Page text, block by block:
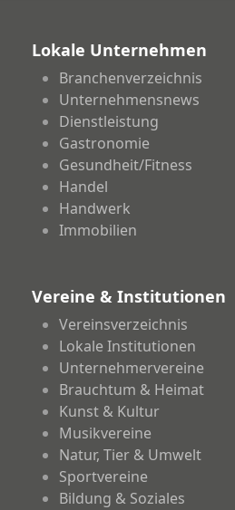
Lokale Unternehmen
Branchenverzeichnis
Unternehmensnews
Dienstleistung
Gastronomie
Gesundheit/Fitness
Handel
Handwerk
Immobilien
Vereine & Institutionen
Vereinsverzeichnis
Lokale Institutionen
Unternehmervereine
Brauchtum & Heimat
Kunst & Kultur
Musikvereine
Natur, Tier & Umwelt
Sportvereine
Bildung & Soziales